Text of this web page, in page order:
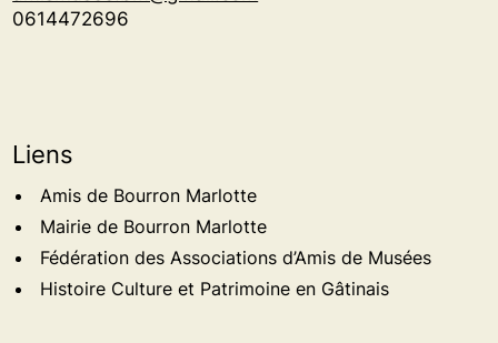
0614472696
Liens
Amis de Bourron Marlotte
Mairie de Bourron Marlotte
Fédération des Associations d’Amis de Musées
Histoire Culture et Patrimoine en Gâtinais